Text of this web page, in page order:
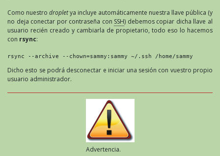
Como nuestro dropletya incluye automáticamente nuestra llave pública (y
no deja conectar por contraseña con SSH) debemos copiar dicha llave al
usuario recién creado y cambiarla de propietario, todo eso lo hacemos
con rsync:
rsync --archive --chown=sammy:sammy ~/.ssh /home/sammy
Dicho esto se podrá desconectar e iniciar una sesión con vuestro propio
usuario administrador.
Advertencia.